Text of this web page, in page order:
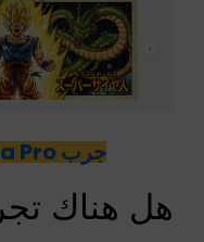
جرب Nano Banana Pro الآن!
هل هناك